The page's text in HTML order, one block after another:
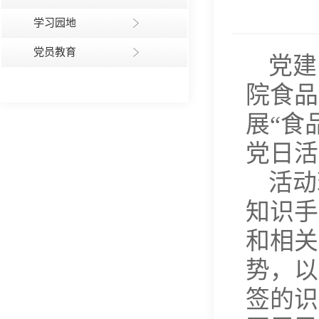
学习园地
党员教育
党
院食
展“食
党日
活
知识
和相
势，
签的